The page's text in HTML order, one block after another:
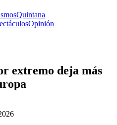
Quintana
Opinión
extremo deja más